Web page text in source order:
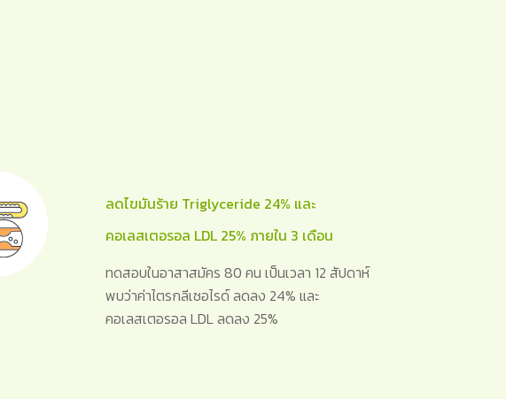
ลดไขมันร้าย Triglyceride 24% และ
คอเลสเตอรอล LDL 25% ภายใน 3 เดือน
ทดสอบในอาสาสมัคร 80 คน เป็นเวลา 12 สัปดาห์
พบว่าค่าไตรกลีเซอไรด์ ลดลง 24% และ
คอเลสเตอรอล LDL ลดลง 25%